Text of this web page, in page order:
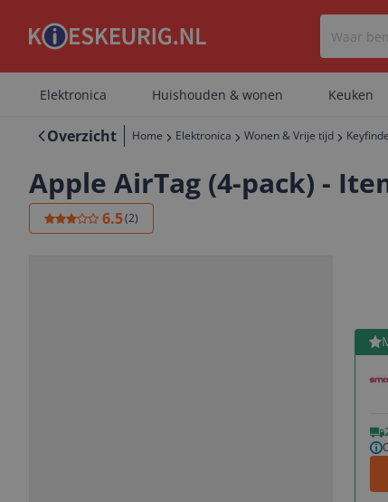
Elektronica Huishouden & wonen Keuken
Overzicht Home Elektronica Wonen & Vrije tijd
Apple AirTag (4-pack) -
6.5(2)